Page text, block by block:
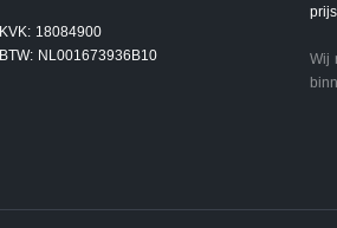
KVK: 18084900
BTW: NL001673936B10
Wij